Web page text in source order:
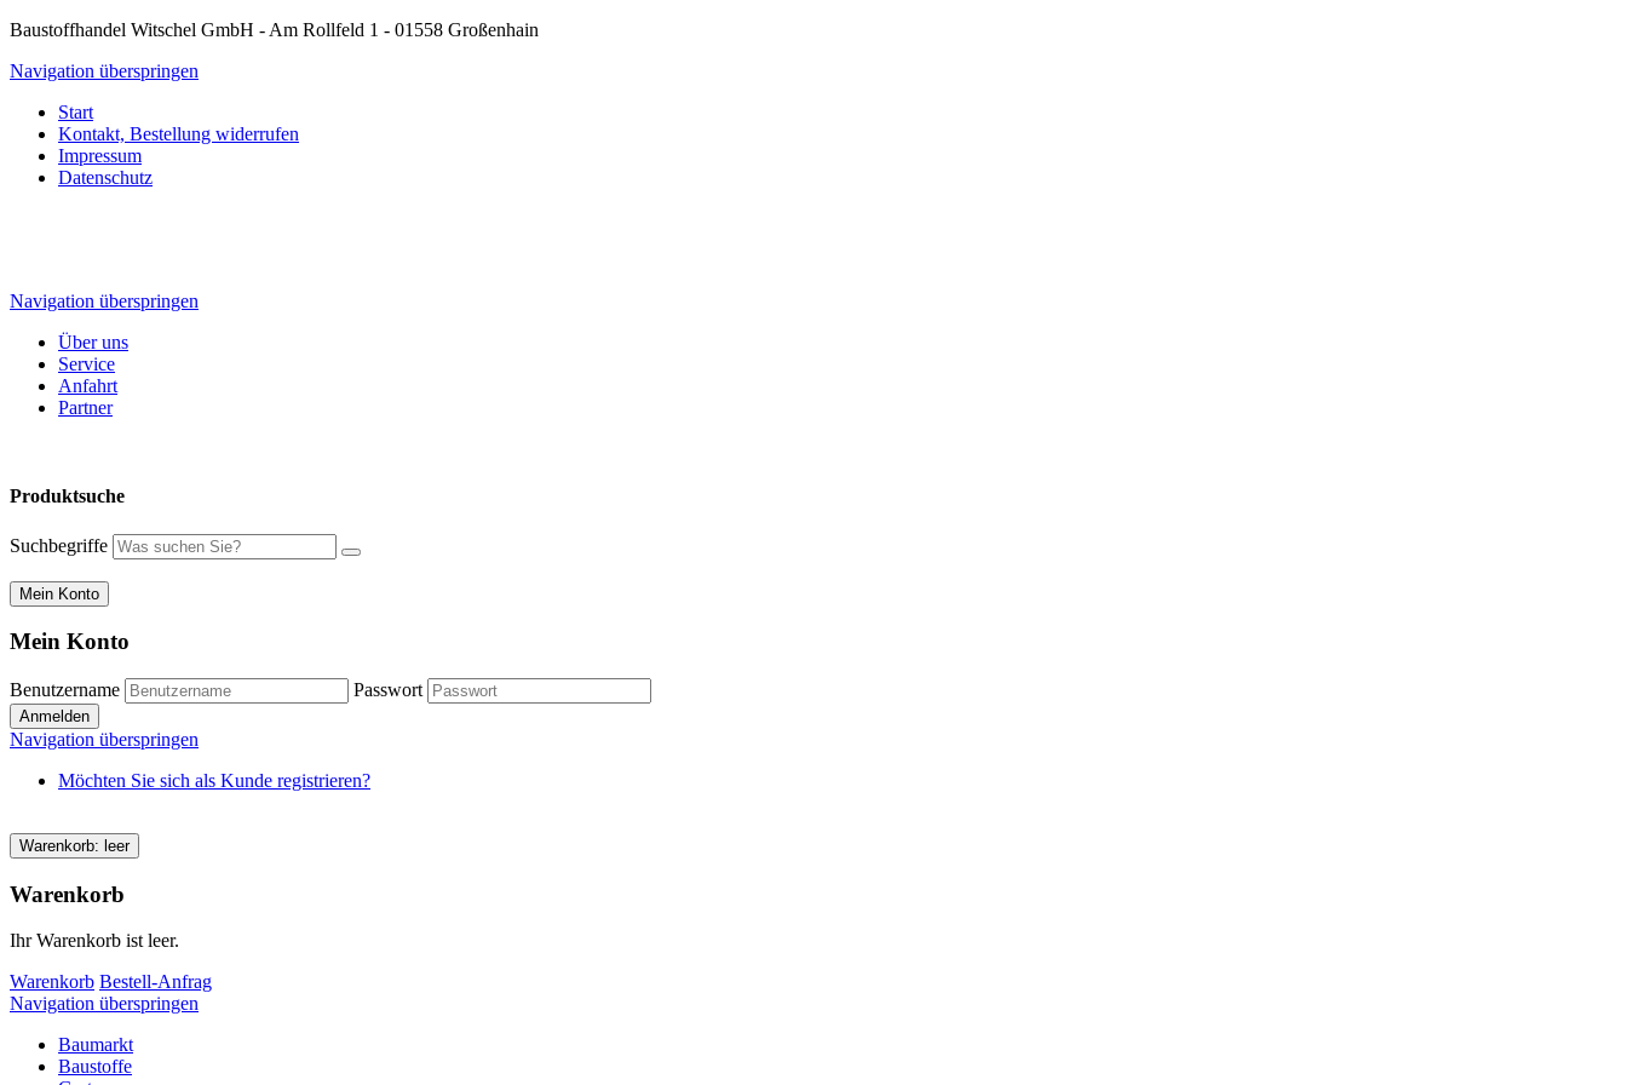
Baustoffhandel Witschel GmbH - Am Rollfeld 1 - 01558 Großenhain
Navigation überspringen
Start
Kontakt, Bestellung widerrufen
Impressum
Datenschutz
Navigation überspringen
Über uns
Service
Anfahrt
Partner
Produktsuche
Suchbegriffe
Mein Konto
Mein Konto
Benutzername Passwort
Navigation überspringen
Möchten Sie sich als Kunde registrieren?
Warenkorb: leer
Warenkorb
Ihr Warenkorb ist leer.
Warenkorb Bestell-Anfrag
Navigation überspringen
Baumarkt
Baustoffe